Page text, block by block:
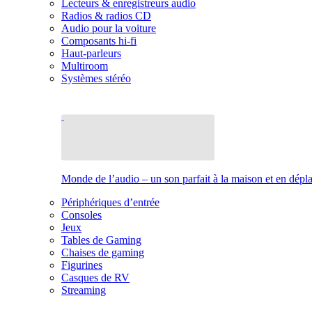
Lecteurs & enregistreurs audio
Radios & radios CD
Audio pour la voiture
Composants hi-fi
Haut-parleurs
Multiroom
Systèmes stéréo
Monde de l’audio – un son parfait à la maison et en
Périphériques d’entrée
Consoles
Jeux
Tables de Gaming
Chaises de gaming
Figurines
Casques de RV
Streaming